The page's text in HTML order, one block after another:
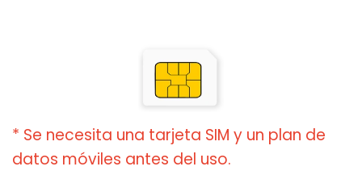
* Se necesita una tarjeta SIM y un plan de
datos móviles antes del uso.